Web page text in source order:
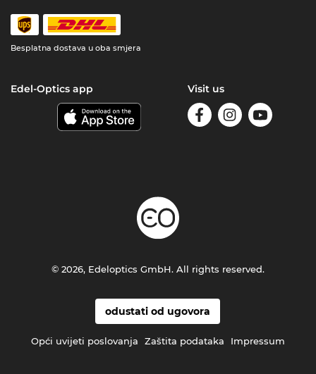
Besplatna dostava u oba smjera
Edel-Optics app Visit us
odustati od ugovora
Opći uvijeti poslovanja Zaštita podataka Impressum
© 2026, Edeloptics GmbH. All rights reserved.